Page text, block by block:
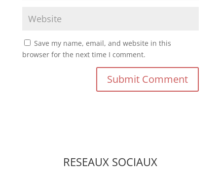
Save my name, email, and website in this
browser for the next time I comment.
RESEAUX SOCIAUX